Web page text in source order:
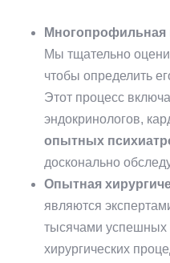
Многопрофильная
Мы тщательно
чтобы определить
Этот процесс
эндокринологов,
опытных
досконально
Опытная
являются
тысячами успешных
хирургических